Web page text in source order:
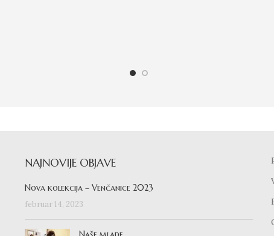
NAJNOVIJE OBJAVE
Nova kolekcija – Venčanice 2023
februar 14, 2023